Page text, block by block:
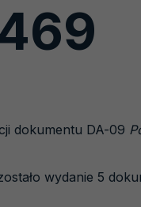
dokumentu DA-09
wydanie 5